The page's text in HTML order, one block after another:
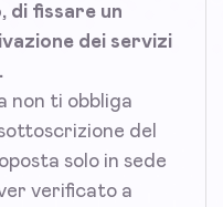
di fissare un
dei servizi
non ti obbliga
del
solo in sede
verificato a